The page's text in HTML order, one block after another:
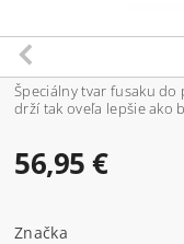
Špeciálny tvar fusaku
drží tak oveľa lepšie ako
56,95 €
Značka